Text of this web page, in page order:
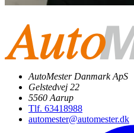
AutoMester Danmark ApS
Gelstedvej 22
5560 Aarup
Tlf. 63418988
automester@automester.dk